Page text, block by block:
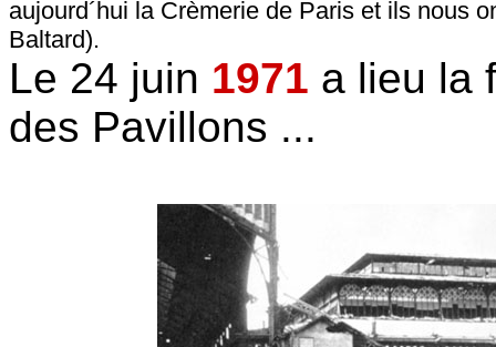
aujourd´hui la Crèmerie de Paris et ils nous
Baltard).
Le 24 juin 1971 a lieu la
des Pavillons ...